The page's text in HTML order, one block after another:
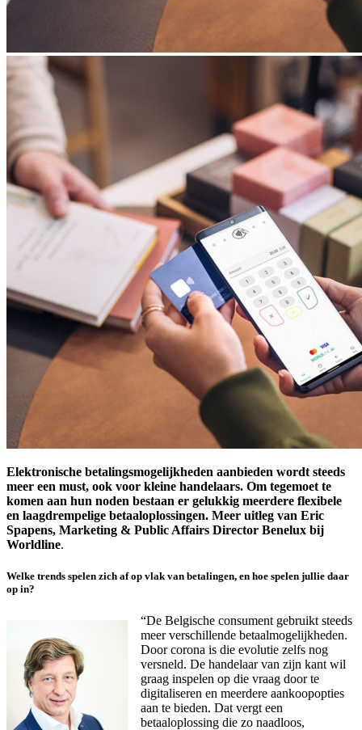
Elektronische betalingsmogelijkheden aanbieden wordt steeds
meer een must, ook voor kleine handelaars. Om tegemoet te
komen aan hun noden bestaan er gelukkig meerdere flexibele
en laagdrempelige betaaloplossingen. Meer uitleg van Eric
Spapens, Marketing & Public Affairs Director Benelux bij
Worldline.
Welke trends spelen zich af op vlak van betalingen, en hoe spelen jullie daar
op in?
“De Belgische consument gebruikt steeds
meer verschillende betaalmogelijkheden.
Door corona is die evolutie zelfs nog
versneld. De handelaar van zijn kant wil
graag inspelen op die vraag door te
digitaliseren en meerdere aankoopopties
aan te bieden. Dat vergt een
betaaloplossing die zo naadloos,